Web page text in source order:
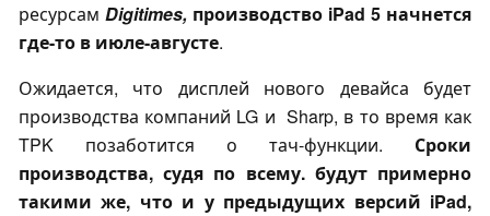
ресурсам Digitimes, производство iPad 5 начнется
где-то в июле-августе.
Ожидается, что дисплей нового девайса будет
производства компаний LG и Sharp, в то время как
TPK позаботится о тач-функции. Сроки
производства, судя по всему. будут примерно
такими же, что и у предыдущих версий iPad,